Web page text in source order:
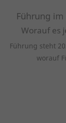
Führung
Worauf es
Führung steht
worauf